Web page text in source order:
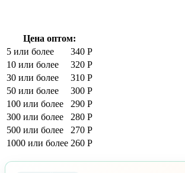
Цена оптом:
5 или более
340 Р
10 или более
320 Р
30 или более
310 Р
50 или более
300 Р
100 или более
290 Р
300 или более
280 Р
500 или более
270 Р
1000 или более 260 Р